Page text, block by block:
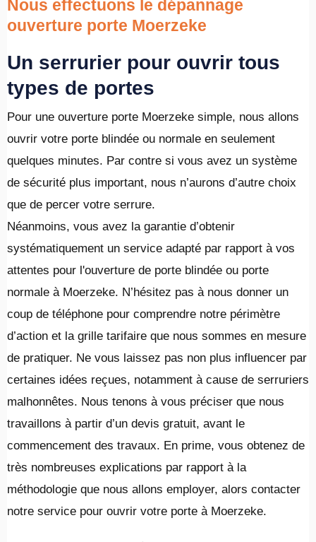
Nous effectuons le dépannage
ouverture porte Moerzeke
Un serrurier pour ouvrir tous
types de portes
Pour une ouverture porte Moerzeke simple, nous allons
ouvrir votre porte blindée ou normale en seulement
quelques minutes. Par contre si vous avez un système
de sécurité plus important, nous n’aurons d’autre choix
que de percer votre serrure.
Néanmoins, vous avez la garantie d’obtenir
systématiquement un service adapté par rapport à vos
attentes pour l'ouverture de porte blindée ou porte
normale à Moerzeke. N’hésitez pas à nous donner un
coup de téléphone pour comprendre notre périmètre
d’action et la grille tarifaire que nous sommes en mesure
de pratiquer. Ne vous laissez pas non plus influencer par
certaines idées reçues, notamment à cause de serruriers
malhonnêtes. Nous tenons à vous préciser que nous
travaillons à partir d’un devis gratuit, avant le
commencement des travaux. En prime, vous obtenez de
très nombreuses explications par rapport à la
méthodologie que nous allons employer, alors contacter
notre service pour ouvrir votre porte à Moerzeke.